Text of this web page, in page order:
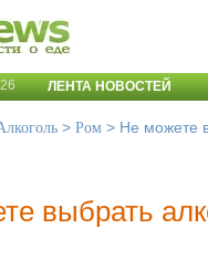
ЛЕНТА НОВОСТЕЙ
> Ром > Не можете
выбрать